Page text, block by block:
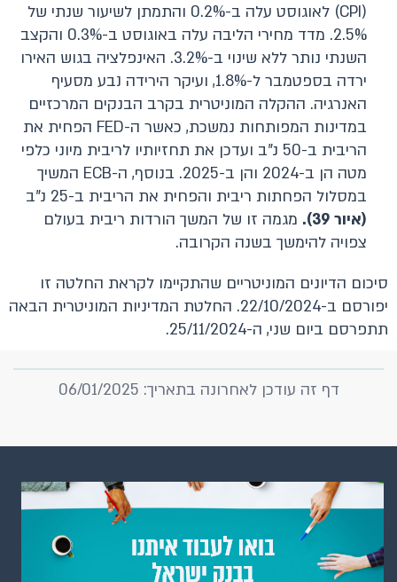
(CPI) לאוגוסט עלה ב-0.2% והתמתן לשיעור שנתי של
2.5%. מדד מחירי הליבה עלה באוגוסט ב-0.3% והקצב
השנתי נותר ללא שינוי ב-3.2%. האינפלציה בגוש האירו
ירדה בספטמבר ל-1.8%, ועיקר הירידה נבע מסעיף
האנרגיה. ההקלה המוניטרית בקרב הבנקים המרכזיים
במדינות המפותחות נמשכת, כאשר ה-FED הפחית את
הריבית ב-50 נ"ב ועדכן את תחזיותיו לריבית מיוני כלפי
מטה הן ב-2024 והן ב-2025. בנוסף, ה-ECB המשיך
במסלול הפחתות ריבית והפחית את הריבית ב-25 נ"ב
(איור 39
). מגמה זו של המשך הורדות ריבית בעולם
צפויה להימשך בשנה הקרובה.
סיכום הדיונים המוניטריים שהתקיימו לקראת החלטה זו
יפורסם ב-22/10/2024. החלטת המדיניות המוניטרית הבאה
תתפרסם ביום שני, ה-25/11/2024.
דף זה עודכן לאחרונה בתאריך: 06/01/2025